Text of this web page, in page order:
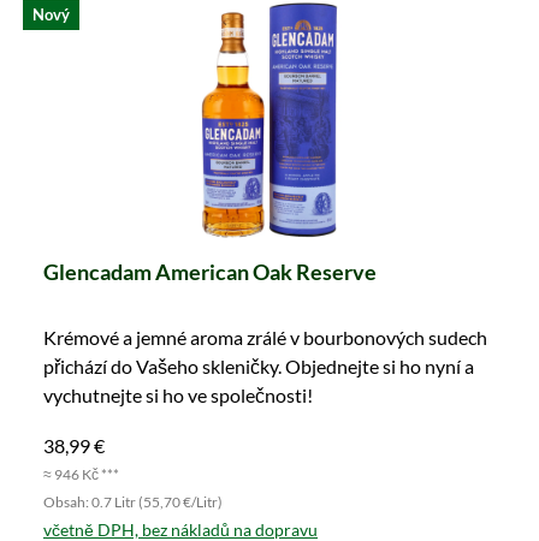
Nový
Glencadam American Oak Reserve
Krémové a jemné aroma zrálé v bourbonových sudech
přichází do Vašeho skleničky. Objednejte si ho nyní a
vychutnejte si ho ve společnosti!
38,99 €
≈ 946 Kč ***
Obsah: 0.7 Litr (55,70 €/Litr)
včetně DPH, bez nákladů na dopravu